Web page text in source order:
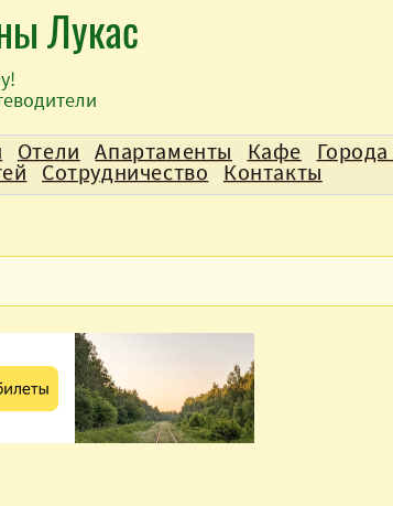
Лукас
Отели Апартаменты Кафе
Сотрудничество Контакты